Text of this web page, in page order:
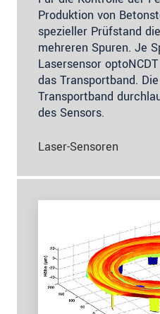
Produktion von
spezieller Prüfstand
mehreren Spuren. Je
Lasersensor
das Transportband.
Transportband
des Sensors.
Laser-Sensoren